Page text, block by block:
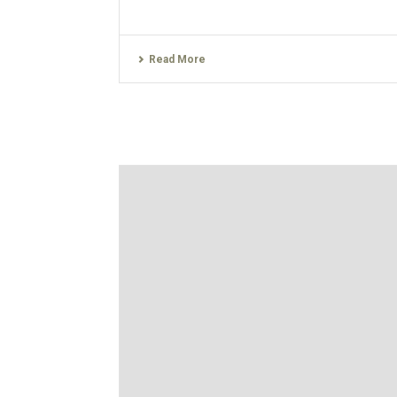
Read More